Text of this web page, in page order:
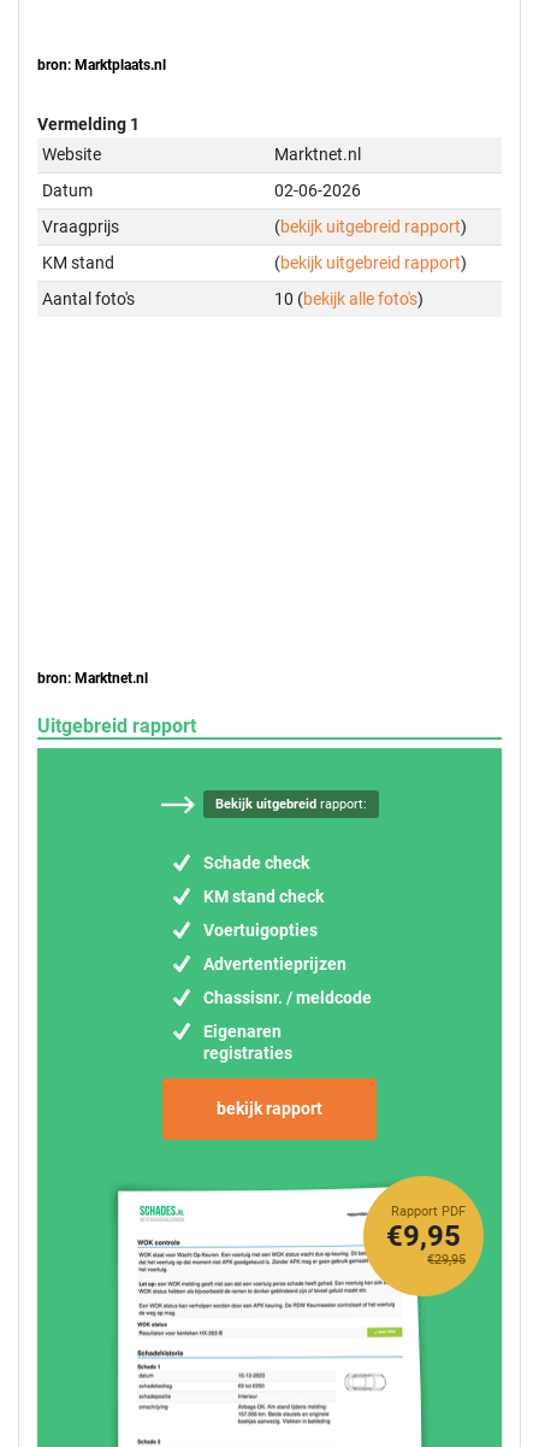
bron: Marktplaats.nl
Vermelding 1
Website
Marktnet.nl
Datum
02-06-2026
Vraagprijs
(bekijk uitgebreid rapport)
KM stand
(bekijk uitgebreid rapport)
Aantal foto's
10 (bekijk alle foto's)
bron: Marktnet.nl
Uitgebreid rapport
Bekijk uitgebreidrapport:
Schade check
KM stand check
Voertuigopties
Advertentieprijzen
Chassisnr. / meldcode
Eigenaren
registraties
bekijk rapport
Rapport PDF
€29,95
€9,95